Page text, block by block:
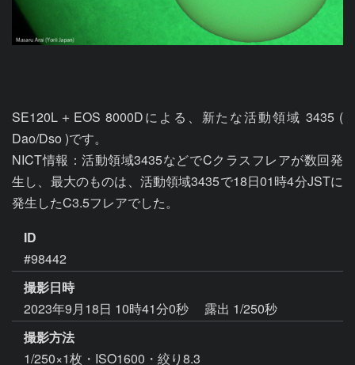
SE120L＋EOS 8000Dによる、新たな活動領域 3435 (
Dao/Dso )です。
NICT情報：活動領域3435などでCクラスフレアが数回発
生し、最大のものは、活動領域3435で18日01時4分JSTに
ID
#98442
撮影日時
2023年9月18日 10時41分0秒
露出 1/250秒
撮影方法
1/250×1枚・ISO1600・絞り8.3